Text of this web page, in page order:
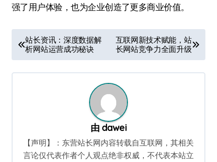
强了用户体验，也为企业创造了更多商业价值。
章
导
站长资讯：深度数据解
析网站运营成功秘诀
互联网新技术赋能，站
长网站竞争力全面升级
由 dawei
【声明】：东营站长网内容转载自互联网，其相关
言论仅代表作者个人观点绝非权威，不代表本站立